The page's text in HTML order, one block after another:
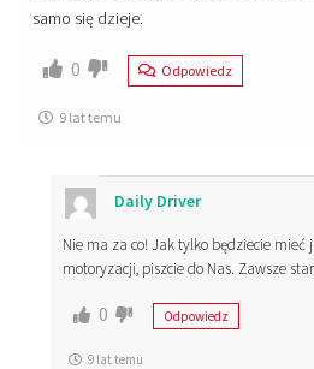
samo się dzieje.
0 Odpowiedz
9 lat temu
Daily Driver
Nie ma za co! Jak tylko będziecie mieć
motoryzacji, piszcie do Nas. Zawsze
0 Odpowiedz
9 lat temu